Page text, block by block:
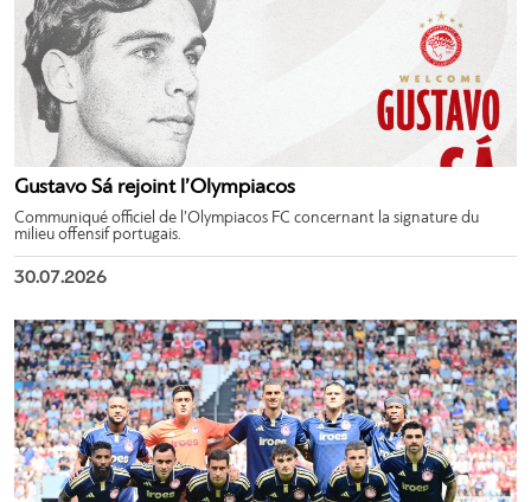
Gustavo Sá rejoint l’Olympiacos
Communiqué officiel de l’Olympiacos FC concernant la signature du
milieu offensif portugais.
30.07.2026